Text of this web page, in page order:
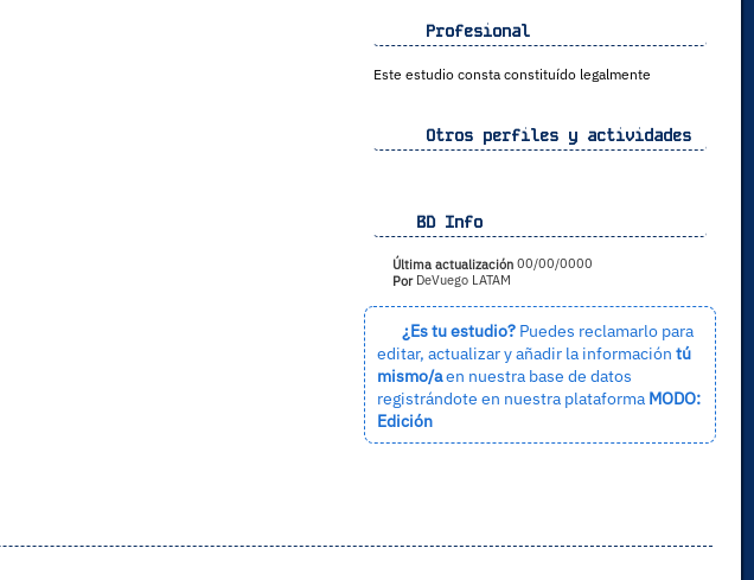
Profesional
Este estudio consta constituído legalmente
Otros perfiles y actividades
BD Info
Última actualización00/00/0000
PorDeVuego LATAM
¿Es tu estudio?Puedes reclamarlo para
editar, actualizar y añadir la información tú
mismo/aen nuestra base de datos
registrándote en nuestra plataforma MODO:
Edición